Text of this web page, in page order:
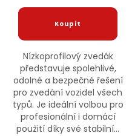
Nízkoprofilový zvedák
představuje spolehlivé,
odolné a bezpečné řešení
pro zvedání vozidel všech
typů. Je ideální volbou pro
profesionální i domácí
použití díky své stabilní...